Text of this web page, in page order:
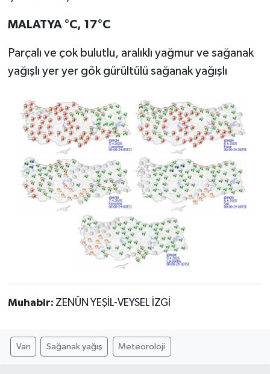
MALATYA °C, 17°C
Parçalı ve çok bulutlu, aralıklı yağmur ve sağanak
yağışlı yer yer gök gürültülü sağanak yağışlı
Muhabir: ZENÜN YEŞİL-VEYSEL İZGİ
Van Sağanak yağış Meteoroloji